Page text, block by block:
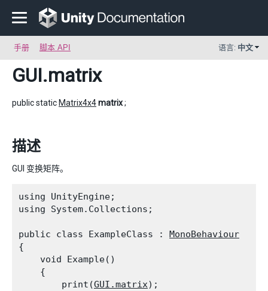
手册 脚本 API 语言: 中文
GUI.matrix
public static Matrix4x4matrix;
描述
GUI 变换矩阵。
using UnityEngine;
using System.Collections;
public class ExampleClass : MonoBehaviour
{
    void Example()
    {
        print(
GUI.matrix);